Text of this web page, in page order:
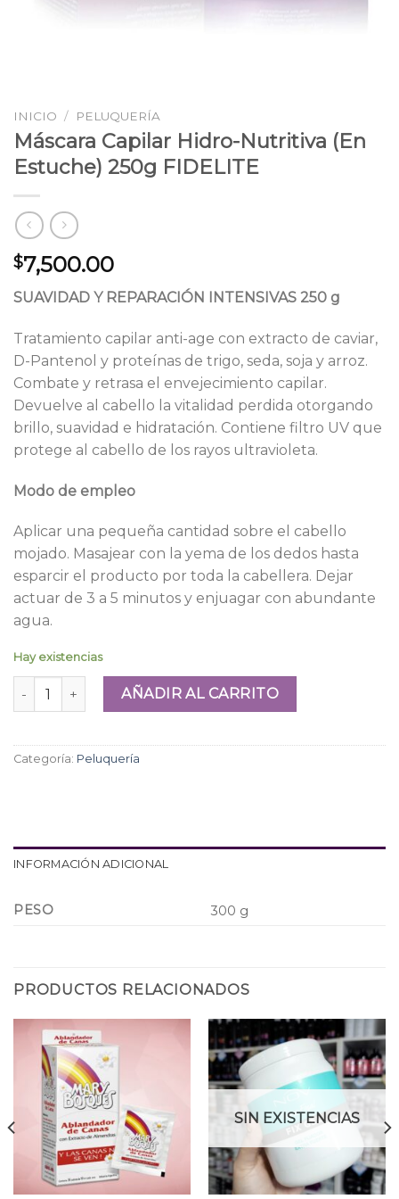
INICIO / PELUQUERÍA
Máscara Capilar Hidro-Nutritiva (En
Estuche) 250g FIDELITE
$7,500.00
SUAVIDAD Y REPARACIÓN INTENSIVAS 250 g
Tratamiento capilar anti-age con extracto de caviar,
D-Pantenol y proteínas de trigo, seda, soja y arroz.
Combate y retrasa el envejecimiento capilar.
Devuelve al cabello la vitalidad perdida otorgando
brillo, suavidad e hidratación. Contiene filtro UV que
protege al cabello de los rayos ultravioleta.
Modo de empleo
Aplicar una pequeña cantidad sobre el cabello
mojado. Masajear con la yema de los dedos hasta
esparcir el producto por toda la cabellera. Dejar
actuar de 3 a 5 minutos y enjuagar con abundante
agua.
Hay existencias
Máscara Capilar Hidro-Nutritiva (En Estuche) 250g
AÑADIR AL CARRITO
Categoría: Peluquería
INFORMACIÓN ADICIONAL
PESO 300 g
PRODUCTOS RELACIONADOS
SIN EXISTENCIAS